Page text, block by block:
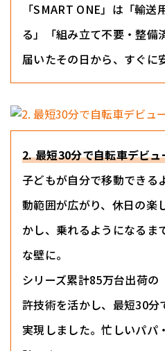
「SMART ONE」は「輸送
る」「組み立て不要・整備
届いたその日から、すぐに
2. 最短30分で自転車デビュ
子どもが自分で移動できる
動範囲が広がり、休日の楽
かし、乗れるようになるま
な壁に。
シリーズ累計85万台出荷
許技術を活かし、最短30分
実現しました。忙しいパパ